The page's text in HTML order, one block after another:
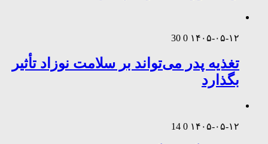
۱۴۰۵-۰۵-۱۲ 0
30
تغذیه پدر می‌تواند بر سلامت نوزاد تأثیر
بگذارد
۱۴۰۵-۰۵-۱۲ 0
14